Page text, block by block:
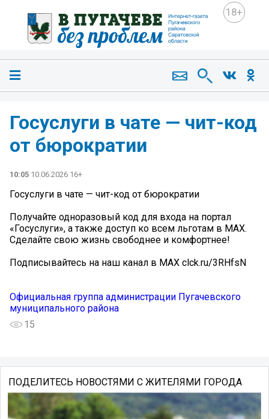
18+
Госуслуги в чате — чит-код
от бюрократии
10:05 10.06.2026 16+
Госуслуги в чате — чит-код от бюрократии
Получайте одноразовый код для входа на портал
«Госуслуги», а также доступ ко всем льготам в МАХ.
Сделайте свою жизнь свободнее и комфортнее!
Подписывайтесь на наш канал в MAX clck.ru/3RHfsN
Официальная группа администрации Пугачевского
муниципального района
15
ПОДЕЛИТЕСЬ НОВОСТЯМИ С ЖИТЕЛЯМИ ГОРОДА